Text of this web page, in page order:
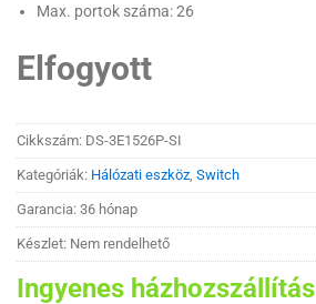
Max. portok száma: 26
Elfogyott
Cikkszám: DS-3E1526P-SI
Kategóriák: Hálózati eszköz Switch
Garancia: 36 hónap
Készlet: Nem rendelhető
Ingyenes házhozszállítás